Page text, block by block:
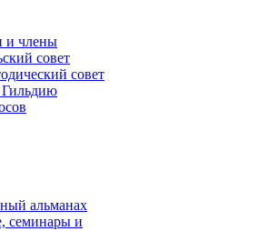
и члены
совет
совет
Гильдию
альманах
семинары и